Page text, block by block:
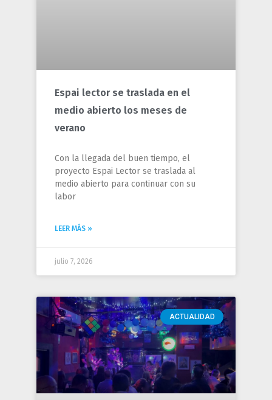
Espai lector se traslada en el
medio abierto los meses de
verano
Con la llegada del buen tiempo, el
proyecto Espai Lector se traslada al
medio abierto para continuar con su
labor
LEER MÁS »
julio 7, 2026
ACTUALIDAD